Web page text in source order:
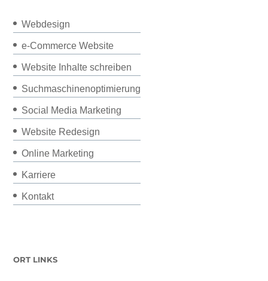
Webdesign
e-Commerce Website
Website Inhalte schreiben
Suchmaschinenoptimierung
Social Media Marketing
Website Redesign
Online Marketing
Karriere
Kontakt
ORT LINKS